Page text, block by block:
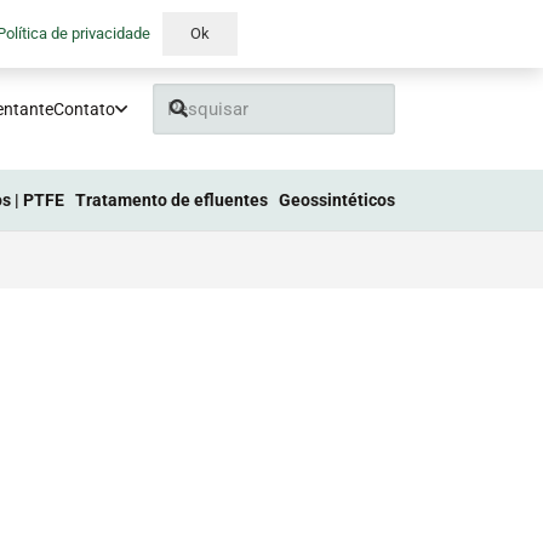
Contato
| PTFE Tratamento de efluentes Geossintéticos
de privacidade Ok